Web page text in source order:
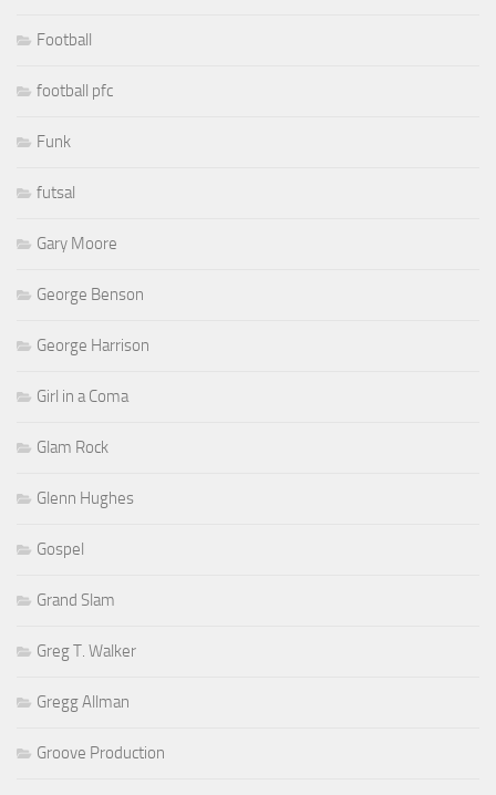
Football
football pfc
Funk
futsal
Gary Moore
George Benson
George Harrison
Girl in a Coma
Glam Rock
Glenn Hughes
Gospel
Grand Slam
Greg T. Walker
Gregg Allman
Groove Production